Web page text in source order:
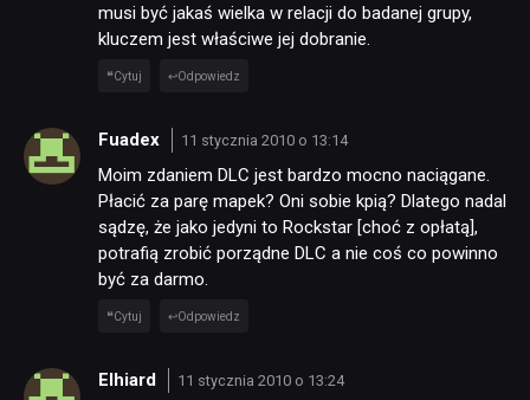
musi być jakaś wielka w relacji do badanej grupy,
kluczem jest właściwe jej dobranie.
Cytuj Odpowiedz
Fuadex 11 stycznia 2010 o 13:14
Moim zdaniem DLC jest bardzo mocno naciągane.
Płacić za parę mapek? Oni sobie kpią? Dlatego nadal
sądzę, że jako jedyni to Rockstar [choć z opłatą],
potrafią zrobić porządne DLC a nie coś co powinno
być za darmo.
Cytuj Odpowiedz
Elhiard 11 stycznia 2010 o 13:24